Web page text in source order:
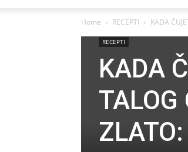
Home RECEPTI KADA
RECEPTI
KADA
TALOG